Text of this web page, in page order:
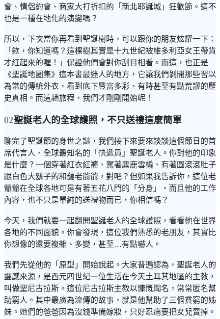
會、情侶約會、商家大打折扣的「新北耶誕城」狂歡節。這不
也是一種在地化的演變嗎？
所以，下次當你再看到聖誕樹時，可以跟你的朋友炫耀一下：
「欸，你知道嗎？這棵樹其實是十九世紀被維多利亞女王帶貨
才紅起來的喔！」保證他們會對你刮目相看。而這，也正是
《聖誕地圖集》這本書最迷人的地方，它讓我們剝開那些習以
為常的傳統外衣，看到底下豐富多彩、有時甚至有點荒謬的歷
史真相。而這趟旅程，我們才剛剛開始呢！
02聖誕老人的全球護照，不只送禮這麼簡單
聊完了聖誕節的身世之謎，我們接下來要來談談這個節日的首
席代言人、全球最知名的「快遞員」聖誕老人。你對他的印象
是什麼？一個穿著紅衣紅褲、駕著麋鹿雪橇、有著圓滾滾肚子
跟白色大鬍子的和藹老爺爺，對吧？但如果我告訴你，這位老
爺爺在全球各地可是有著五花八門的「分身」，而且他的工作
內容，也不只是單純的送禮物而已，你相信嗎？
今天，我們就要一起翻開聖誕老人的全球護照，看看他在世界
各地的不同面貌。你會發現，這位我們熟悉的老朋友，其實比
你想像的還要複雜、多變，甚至…有點嚇人。
我們先從他的「原型」開始說起。大家普遍認為，聖誕老人的
靈感來源，是西元四世紀一位生活在今天土耳其地區的主教，
叫做聖尼古拉斯。這位尼古拉斯主教以慷慨聞名，常常匿名幫
助窮人。其中最廣為流傳的故事，就是他幫助了三個貧窮的姊
妹。她們的爸爸因為沒錢準備嫁妝，只好忍痛要把女兒賣掉。